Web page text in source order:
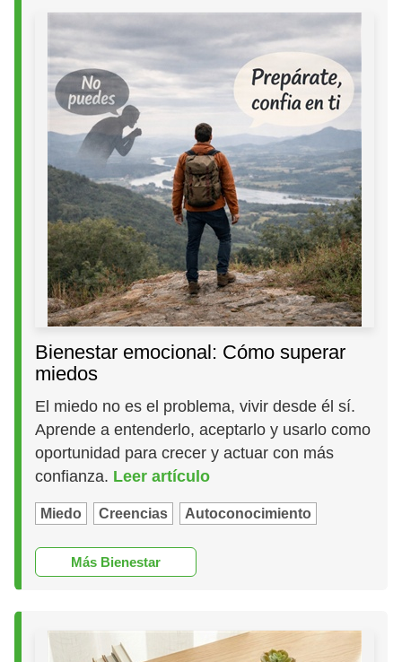
Bienestar emocional: Cómo superar
miedos
El miedo no es el problema, vivir desde él sí.
Aprende a entenderlo, aceptarlo y usarlo como
oportunidad para crecer y actuar con más
confianza. Leer artículo
Miedo Creencias Autoconocimiento
Más Bienestar